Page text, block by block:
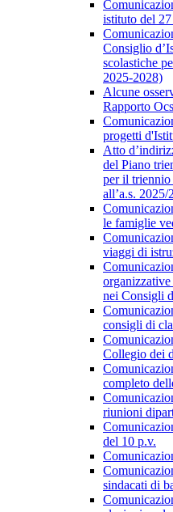
istituto del
Consiglio
scolastiche
2025-2028)
Alcune
Rapporto
progetti
Atto
del Piano
per il
all’a.s. 2025/
le famiglie
viaggi di
nei Consigli
consigli di
Collegio dei
completo
riunioni
del 10 p.v.
sindacati di